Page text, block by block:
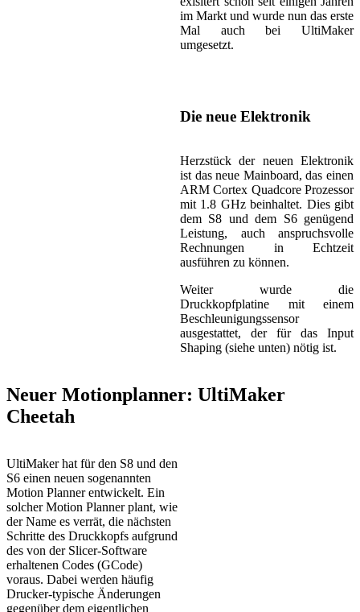
im Markt und wurde nun das erste
Mal auch bei UltiMaker
umgesetzt.
Die neue Elektronik
Herzstück der neuen Elektronik
ist das neue Mainboard, das einen
ARM Cortex Quadcore Prozessor
mit 1.8 GHz beinhaltet. Dies gibt
dem S8 und dem S6 genügend
Leistung, auch anspruchsvolle
Rechnungen in Echtzeit
ausführen zu können.
Weiter wurde die
Druckkopfplatine mit einem
Beschleunigungssensor
ausgestattet, der für das Input
Shaping (siehe unten) nötig ist.
Neuer Motionplanner: UltiMaker
Cheetah
UltiMaker hat für den S8 und den
S6 einen neuen sogenannten
Motion Planner entwickelt. Ein
solcher Motion Planner plant, wie
der Name es verrät, die nächsten
Schritte des Druckkopfs aufgrund
des von der Slicer-Software
erhaltenen Codes (GCode)
voraus. Dabei werden häufig
Drucker-typische Änderungen
gegenüber dem eigentlichen